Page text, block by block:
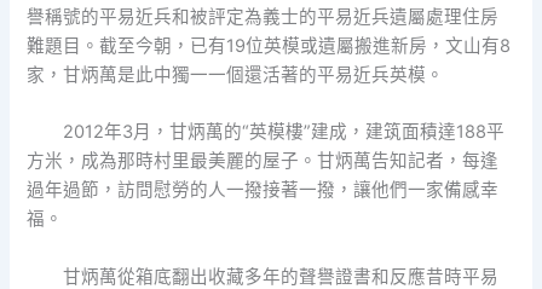
譽稱號的平易近兵和被評定為義士的平易近兵遺屬處理住房
難題目。截至今朝，已有19位英模或遺屬搬進新房，文山有8
家，甘炳萬是此中獨一一個還活著的平易近兵英模。
2012年3月，甘炳萬的“英模樓”建成，建筑面積達188平
方米，成為那時村里最美麗的屋子。甘炳萬告知記者，每逢
過年過節，訪問慰勞的人一撥接著一撥，讓他們一家備感幸
福。
甘炳萬從箱底翻出收藏多年的聲譽證書和反應昔時平易